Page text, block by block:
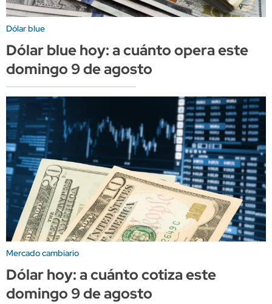
Dólar blue
Dólar blue hoy: a cuánto opera este
domingo 9 de agosto
Mercado cambiario
Dólar hoy: a cuánto cotiza este
domingo 9 de agosto